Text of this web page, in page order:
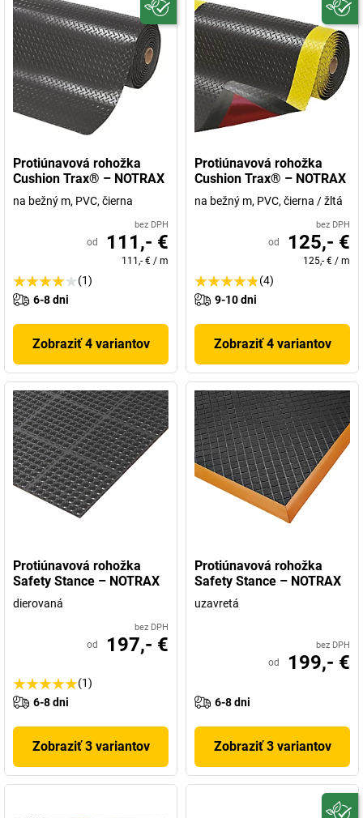
Protiúnavová rohožka
Cushion Trax® – NOTRAX
na bežný m, PVC, čierna
bez DPH
od 111,- €
111,- € / m
(1)
6-8 dni
Zobraziť 4 variantov
Protiúnavová rohožka
Cushion Trax® – NOTRAX
na bežný m, PVC, čierna / žltá
bez DPH
od 125,- €
125,- € / m
(4)
9-10 dni
Zobraziť 4 variantov
Protiúnavová rohožka
Safety Stance – NOTRAX
dierovaná
bez DPH
od 197,- €
(1)
6-8 dni
Zobraziť 3 variantov
Protiúnavová rohožka
Safety Stance – NOTRAX
uzavretá
bez DPH
od 199,- €
6-8 dni
Zobraziť 3 variantov